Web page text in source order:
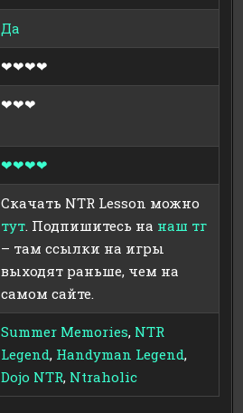
Да
❤❤❤❤
❤❤❤
❤❤❤❤
Скачать NTR Lesson можно
тут . Подпишитесь на наш тг
– там ссылки на игры
выходят раньше, чем на
самом сайте.
Summer Memories, NTR
Legend, Handyman Legend,
Dojo NTR, Ntraholic